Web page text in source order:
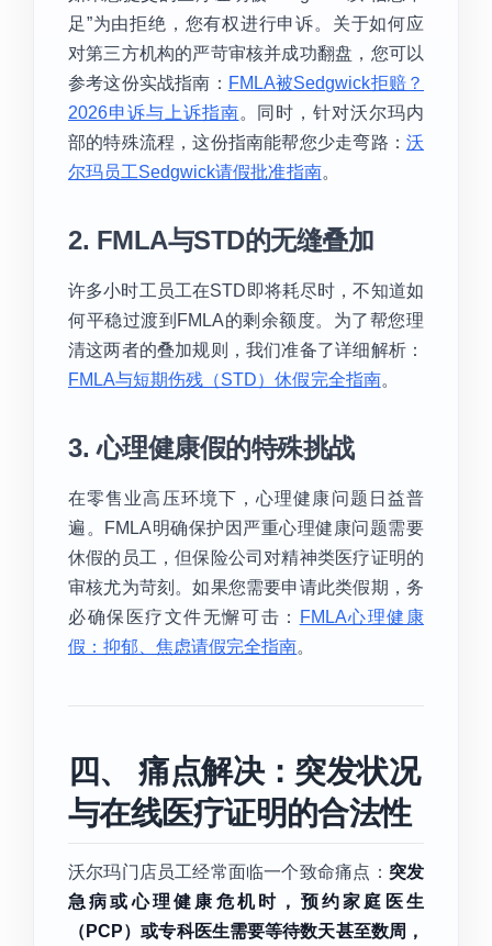
足”为由拒绝，您有权进行申诉。关于如何应
对第三方机构的严苛审核并成功翻盘，您可以
参考这份实战指南： FMLA被Sedgwick拒赔？
2026申诉与上诉指南。同时，针对沃尔玛内
部的特殊流程，这份指南能帮您少走弯路： 沃
尔玛员工Sedgwick请假批准指南。
2. FMLA与STD的无缝叠加
许多小时工员工在STD即将耗尽时，不知道如
何平稳过渡到FMLA的剩余额度。为了帮您理
清这两者的叠加规则，我们准备了详细解析：
FMLA与短期伤残（STD）休假完全指南。
3. 心理健康假的特殊挑战
在零售业高压环境下，心理健康问题日益普
遍。FMLA明确保护因严重心理健康问题需要
休假的员工，但保险公司对精神类医疗证明的
审核尤为苛刻。如果您需要申请此类假期，务
必确保医疗文件无懈可击：
FMLA心理健康
假：抑郁、焦虑请假完全指南。
四、 痛点解决：突发状况
与在线医疗证明的合法性
沃尔玛门店员工经常面临一个致命痛点： 突发
急病或心理健康危机时，预约家庭医生
（PCP）或专科医生需要等待数天甚至数周，